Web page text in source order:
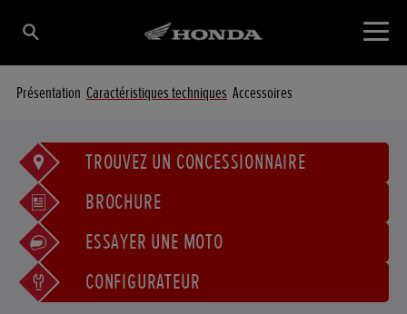
Présentation Caractéristiques techniques Accessoires
TROUVEZ UN CONCESSIONNAIRE
BROCHURE
ESSAYER UNE MOTO
CONFIGURATEUR